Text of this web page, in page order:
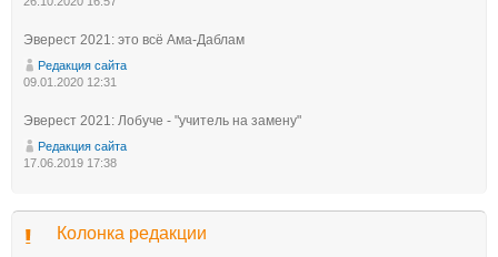
Эверест 2021: это всё Ама-Даблам
Редакция сайта
09.01.2020 12:31
Эверест 2021: Лобуче - "учитель на замену"
Редакция сайта
17.06.2019 17:38
Колонка редакции